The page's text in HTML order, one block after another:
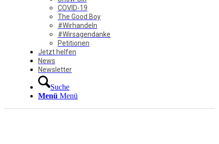
COVID-19
The Good Boy
#Wirhandeln
#Wirsagendanke
Petitionen
Jetzt helfen
News
Newsletter
Suche
Menü Menü